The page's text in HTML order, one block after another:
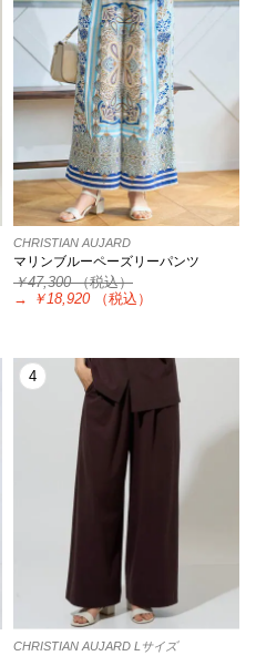
CHRISTIAN AUJARD
マリンブルーペーズリーパンツ
￥47,300（税込）
→
￥18,920 （税込）
4
CHRISTIAN AUJARD Lサイズ